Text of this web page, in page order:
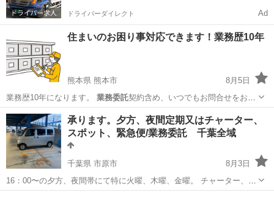
ドライバーダイレクト Ad
住まいのお困り事対応できます！業務歴10年
熊本県 熊本市
8月5日
業務歴10年になります。 業務委託契約含め、いつでもお問合せをお待
ちし…
熊本 熊本市 便利屋
承ります。夕方、夜間定期又はチャーター、
スポット、緊急便/業務委託 千葉全域
千葉県 市原市
8月3日
16：00〜の夕方、夜間帯にて特に火曜、木曜、金曜。 チャーター、定
期案件、スポット、緊急便 ・軽貨物（黒ナンバー） ・医療／企業間／